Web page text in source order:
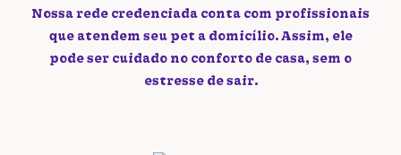
Nossa rede credenciada conta com profissionais
que atendem seu pet a domicílio. Assim, ele
pode ser cuidado no conforto de casa, sem o
estresse de sair.